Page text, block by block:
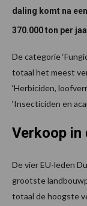
daling komt na
370.000 ton per
De categorie
totaal het meest
‘Herbiciden,
‘Insecticiden en
Verkoop in
De vier EU-leden
grootste
totaal de hoogste